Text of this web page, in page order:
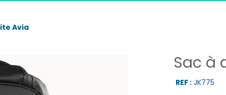
Avia
Sac à
REF : JK775